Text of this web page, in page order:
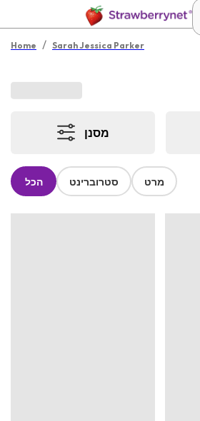
Home / Sarah Jessica Parker
מסנן
הכל סטרוברינט מרט